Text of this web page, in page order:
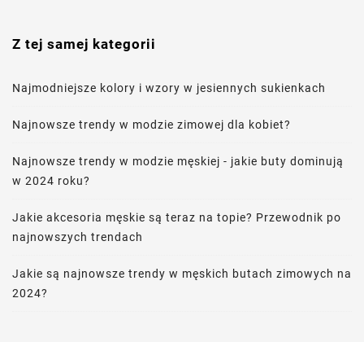
Z tej samej kategorii
Najmodniejsze kolory i wzory w jesiennych sukienkach
Najnowsze trendy w modzie zimowej dla kobiet?
Najnowsze trendy w modzie męskiej - jakie buty dominują
w 2024 roku?
Jakie akcesoria męskie są teraz na topie? Przewodnik po
najnowszych trendach
Jakie są najnowsze trendy w męskich butach zimowych na
2024?